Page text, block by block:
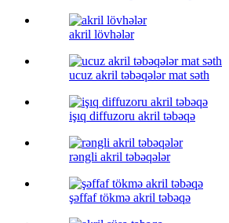
akril lövhələr
ucuz akril təbəqələr mat səth
işıq diffuzoru akril təbəqə
rəngli akril təbəqələr
şəffaf tökmə akril təbəqə